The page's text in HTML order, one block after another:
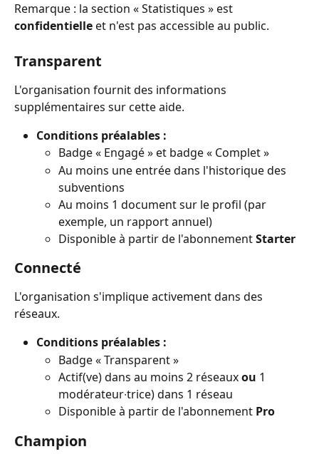
Remarque : la section « Statistiques » est
confidentielle et n'est pas accessible au public.
Transparent
L'organisation fournit des informations
supplémentaires sur cette aide.
Conditions préalables :
Badge « Engagé » et badge « Complet »
Au moins une entrée dans l'historique des
subventions
Au moins 1 document sur le profil (par
exemple, un rapport annuel)
Disponible à partir de l'abonnement Starter
Connecté
L'organisation s'implique activement dans des
réseaux.
Conditions préalables :
Badge « Transparent »
Actif(ve) dans au moins 2 réseaux ou 1
modérateur∙trice) dans 1 réseau
Disponible à partir de l'abonnement Pro
Champion